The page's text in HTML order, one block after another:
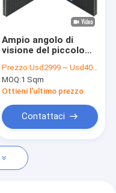
Ampio angolo di
visione del piccolo
dell'esposizione
schermo dell'interno
di colore pieno LED
Prezzo:Usd2999 ~ Usd4099 / Sqm ( Price is negotiable )
MOQ:1 Sqm
Ottieni l'ultimo prezzo
Contattaci